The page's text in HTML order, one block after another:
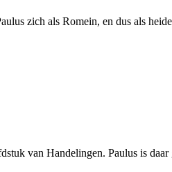
zich als Romein, en dus als
van Handelingen. Paulus is